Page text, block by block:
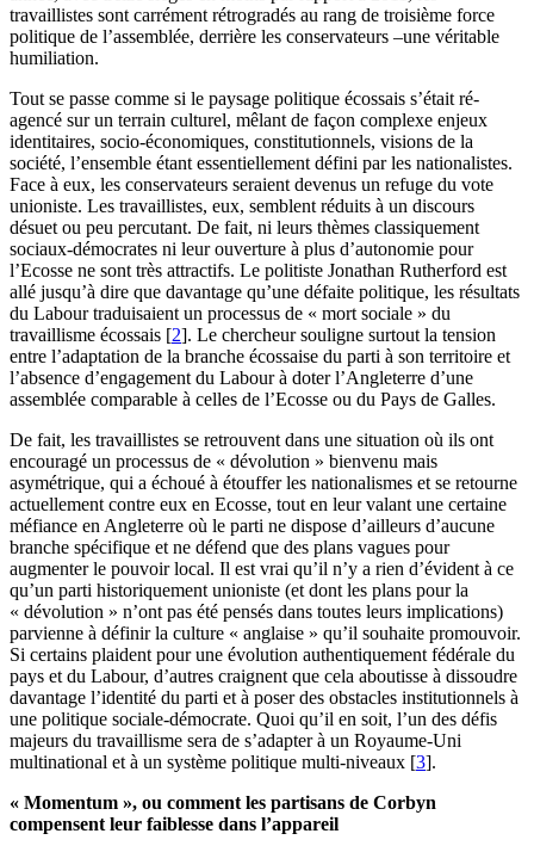
travaillistes sont carrément rétrogradés au rang de troisième force
politique de l’assemblée, derrière les conservateurs –une véritable
humiliation.
Tout se passe comme si le paysage politique écossais s’était ré-
agencé sur un terrain culturel, mêlant de façon complexe enjeux
identitaires, socio-économiques, constitutionnels, visions de la
société, l’ensemble étant essentiellement défini par les nationalistes.
Face à eux, les conservateurs seraient devenus un refuge du vote
unioniste. Les travaillistes, eux, semblent réduits à un discours
désuet ou peu percutant. De fait, ni leurs thèmes classiquement
sociaux-démocrates ni leur ouverture à plus d’autonomie pour
l’Ecosse ne sont très attractifs. Le politiste Jonathan Rutherford est
allé jusqu’à dire que davantage qu’une défaite politique, les résultats
du Labour traduisaient un processus de « mort sociale » du
travaillisme écossais [2]. Le chercheur souligne surtout la tension
entre l’adaptation de la branche écossaise du parti à son territoire et
l’absence d’engagement du Labour à doter l’Angleterre d’une
assemblée comparable à celles de l’Ecosse ou du Pays de Galles.
De fait, les travaillistes se retrouvent dans une situation où ils ont
encouragé un processus de « dévolution » bienvenu mais
asymétrique, qui a échoué à étouffer les nationalismes et se retourne
actuellement contre eux en Ecosse, tout en leur valant une certaine
méfiance en Angleterre où le parti ne dispose d’ailleurs d’aucune
branche spécifique et ne défend que des plans vagues pour
augmenter le pouvoir local. Il est vrai qu’il n’y a rien d’évident à ce
qu’un parti historiquement unioniste (et dont les plans pour la
« dévolution » n’ont pas été pensés dans toutes leurs implications)
parvienne à définir la culture « anglaise » qu’il souhaite promouvoir.
Si certains plaident pour une évolution authentiquement fédérale du
pays et du Labour, d’autres craignent que cela aboutisse à dissoudre
davantage l’identité du parti et à poser des obstacles institutionnels à
une politique sociale-démocrate. Quoi qu’il en soit, l’un des défis
majeurs du travaillisme sera de s’adapter à un Royaume-Uni
multinational et à un système politique multi-niveaux [3].
« Momentum », ou comment les partisans de Corbyn
compensent leur faiblesse dans l’appareil